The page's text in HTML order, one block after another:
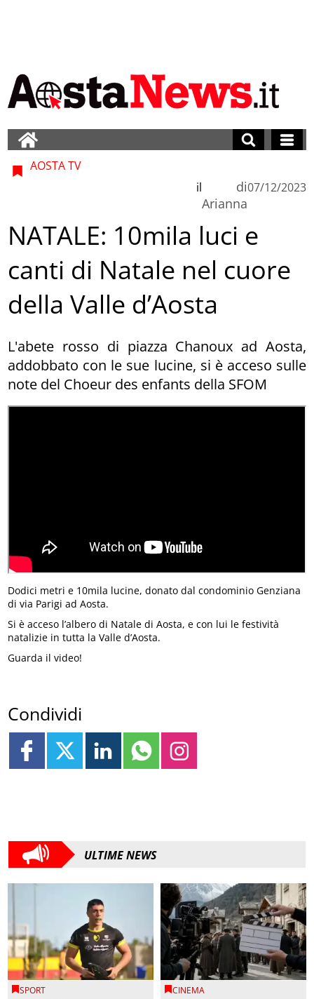
AOSTA TV
di
Arianna
il 07/12/2023
NATALE: 10mila luci e
canti di Natale nel cuore
della Valle d’Aosta
L'abete rosso di piazza Chanoux ad Aosta,
addobbato con le sue lucine, si è acceso sulle
note del Choeur des enfants della SFOM
Dodici metri e 10mila lucine, donato dal condominio Genziana
di via Parigi ad Aosta.
Si è acceso l’albero di Natale di Aosta, e con lui le festività
natalizie in tutta la Valle d’Aosta.
Guarda il video!
Condividi
ULTIME NEWS
SPORT CINEMA